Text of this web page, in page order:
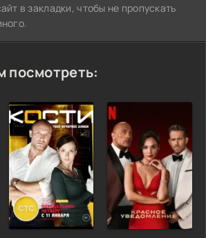
в закладки, чтобы не пропускать
посмотреть: